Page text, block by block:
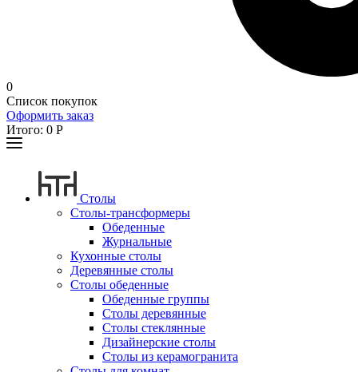
0
Список покупок
Оформить заказ
Итого: 0 Р
Столы
Столы-трансформеры
Обеденные
Журнальные
Кухонные столы
Деревянные столы
Столы обеденные
Обеденные группы
Столы деревянные
Столы стеклянные
Дизайнерские столы
Столы из керамогранита